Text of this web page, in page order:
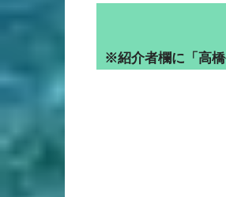
※紹介者欄に「高橋